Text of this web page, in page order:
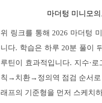
마더텅 미니모
위 링크를 통해 2026 마더텅
니다. 학습은 하루 20분 풀이
루틴이 효과적입니다. 지수·
칙→치환→정의역 점검 순서로
래프의 기준형을 먼저 스케치